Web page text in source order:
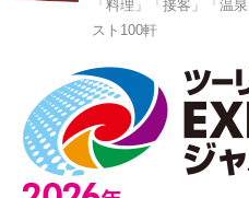
「料理」「接客」「温
スト100軒